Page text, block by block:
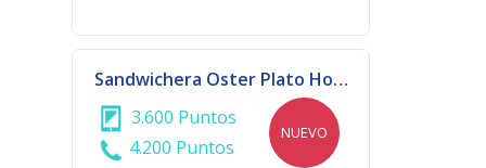
Sandwichera Oster Plato Hondo
3.600 Puntos
4.200 Puntos
NUEVO